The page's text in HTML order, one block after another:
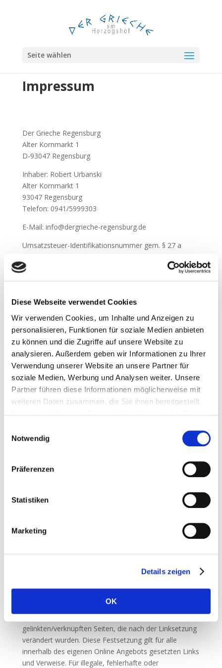
Diese Webseite verwendet Cookies
Wir verwenden Cookies, um Inhalte und Anzeigen zu
personalisieren, Funktionen für soziale Medien anbieten
zu können und die Zugriffe auf unsere Website zu
analysieren. Außerdem geben wir Informationen zu Ihrer
Verwendung unserer Website an unsere Partner für
soziale Medien, Werbung und Analysen weiter. Unsere
Partner führen diese Informationen möglicherweise mit
weiteren Daten zusammen, die Sie ihnen bereitgestellt
Cookies, wenn Sie unsere Webseite weiterhin nutzen.
Notwendig
Präferenzen
Statistiken
Marketing
Details zeigen
OK
Seite wählen
Impressum
Der Grieche Regensburg
Alter Kornmarkt 1
D-93047 Regensburg
Inhaber: Robert Urbanski
Alter Kornmarkt 1
93047 Regensburg
Telefon: 0941/5999303
E-Mail: info@dergrieche-regensburg.de
Umsatzsteuer-Identifikationsnummer gem. § 27 a
DE 240535505
Robert Urbanski
93047 Regensburg
Hinweis:
Inhalt und Struktur dieses Internetauftritts sind
urheberrechtlich geschützt. Die Vervielfältigung von
Informationen oder Daten, insbesondere die
Verwendung von Texten, Textteilen oder Bildmaterial
bedarf, sofern nicht ausdrücklich anders
Haftungsausschluss:
Internetseiten (Links), die außerhalb des
eine Haftung ausschließlich in dem Fall in Betracht, in
dem der Autor von den Inhalten Kenntnis hat und es
Nutzung im Falle rechtwidriger Inhalte zu verhindern.
Herr Robert Urbanski erklärt daher ausdrücklich, dass
Urbanski hat keinerlei Einfluss auf die aktuelle und
Deshalb distanziert sich Herr Robert Urbanski hiermit
ausdrücklich von allen Inhalten aller
gelinkten/verknüpften Seiten, die nach der Linksetzung
verändert wurden. Diese Festsetzung gilt für alle
innerhalb des eigenen Online Angebots gesetzten Links
und Verweise. Für illegale, fehlerhafte oder